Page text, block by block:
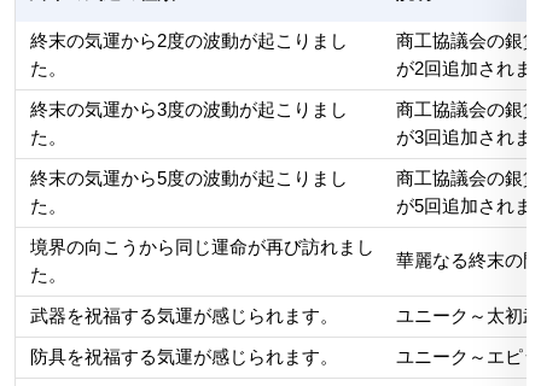
終末の気運から2度の波動が起こりまし
た。
商工協議会の銀
が2回追加されま
終末の気運から3度の波動が起こりまし
た。
商工協議会の銀
が3回追加されま
終末の気運から5度の波動が起こりまし
た。
商工協議会の銀
が5回追加されま
境界の向こうから同じ運命が再び訪れまし
た。
華麗なる終末の
武器を祝福する気運が感じられます。 ユニーク～太初
防具を祝福する気運が感じられます。 ユニーク～エピ